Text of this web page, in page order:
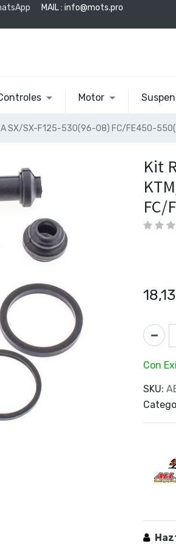
MAIL :info@mots.pro
Motor
SX/SX-F125-530(96-08) FC/FE450-
Kit
FC/
18,13
Con
SKU: